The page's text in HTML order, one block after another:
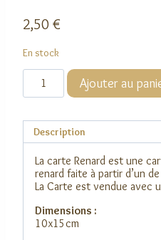
2,50 €
En stock
quantité
Carte
Ajouter au
Description
La carte Renard est une
renard faite à partir d’un
La Carte est vendue avec
Dimensions :
10x15cm